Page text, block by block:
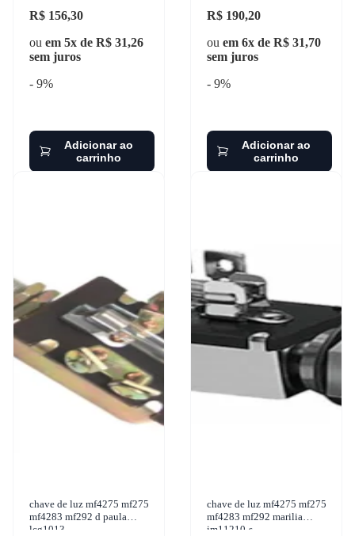
R$ 156,30
ou em 5x de R$ 31,26
sem juros
- 9%
Adicionar ao
carrinho
R$ 190,20
ou em 6x de R$ 31,70
sem juros
- 9%
Adicionar ao
carrinho
chave de luz mf4275 mf275
mf4283 mf292 d paula
lcg1013
chave de luz mf4275 mf275
mf4283 mf292 marilia
im11210-s